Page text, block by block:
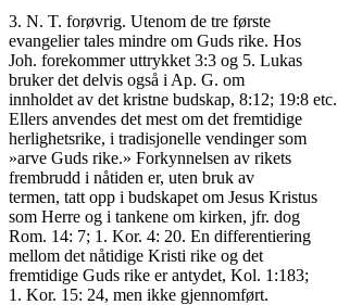
3. N. T. forøvrig. Utenom de tre første
evangelier tales mindre om Guds rike. Hos
Joh. forekommer uttrykket 3:3 og 5. Lukas
bruker det delvis også i Ap. G. om
innholdet av det kristne budskap, 8:12; 19:8 etc.
Ellers anvendes det mest om det fremtidige
herlighetsrike, i tradisjonelle vendinger som
»arve Guds rike.» Forkynnelsen av rikets
frembrudd i nåtiden er, uten bruk av
termen, tatt opp i budskapet om Jesus Kristus
som Herre og i tankene om kirken, jfr. dog
Rom. 14: 7; 1. Kor. 4: 20. En differentiering
mellom det nåtidige Kristi rike og det
fremtidige Guds rike er antydet, Kol. 1:183;
1. Kor. 15: 24, men ikke gjennomført.